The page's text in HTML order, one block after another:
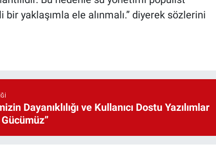
yaklaşımla ele alınmalı.” diyerek sözlerini
Dayanıklılığı ve Kullanıcı Dostu Yazılımlar